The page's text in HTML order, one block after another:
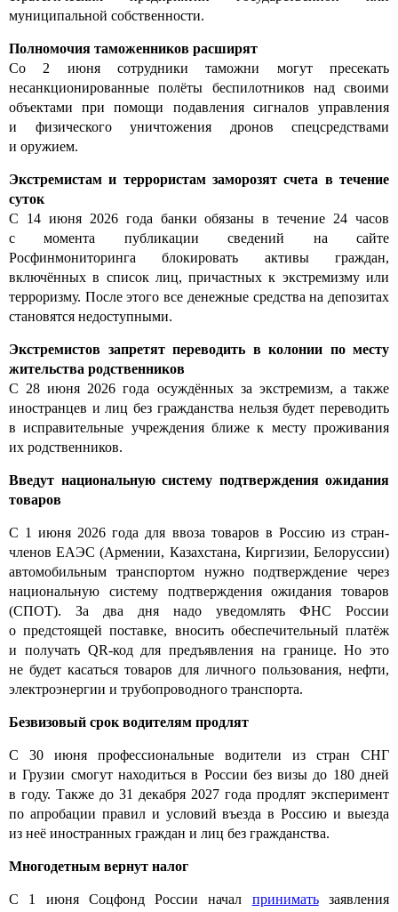
муниципальной собственности.
Полномочия таможенников расширят
Со 2 июня сотрудники таможни могут пресекать
несанкционированные полёты беспилотников над своими
объектами при помощи подавления сигналов управления
и физического уничтожения дронов спецсредствами
и оружием.
Экстремистам и террористам заморозят счета в течение
суток
С 14 июня 2026 года банки обязаны в течение 24 часов
с момента публикации сведений на сайте
Росфинмониторинга блокировать активы граждан,
включённых в список лиц, причастных к экстремизму или
терроризму. После этого все денежные средства на депозитах
становятся недоступными.
Экстремистов запретят переводить в колонии по месту
жительства родственников
С 28 июня 2026 года осуждённых за экстремизм, а также
иностранцев и лиц без гражданства нельзя будет переводить
в исправительные учреждения ближе к месту проживания
их родственников.
Введут национальную систему подтверждения ожидания
товаров
С 1 июня 2026 года для ввоза товаров в Россию из стран-
членов ЕАЭС (Армении, Казахстана, Киргизии, Белоруссии)
автомобильным транспортом нужно подтверждение через
национальную систему подтверждения ожидания товаров
(СПОТ). За два дня надо уведомлять ФНС России
о предстоящей поставке, вносить обеспечительный платёж
и получать QR-код для предъявления на границе. Но это
не будет касаться товаров для личного пользования, нефти,
электроэнергии и трубопроводного транспорта.
Безвизовый срок водителям продлят
С 30 июня профессиональные водители из стран СНГ
и Грузии смогут находиться в России без визы до 180 дней
в году. Также до 31 декабря 2027 года продлят эксперимент
по апробации правил и условий въезда в Россию и выезда
из неё иностранных граждан и лиц без гражданства.
Многодетным вернут налог
С 1 июня Соцфонд России начал приниматьзаявления